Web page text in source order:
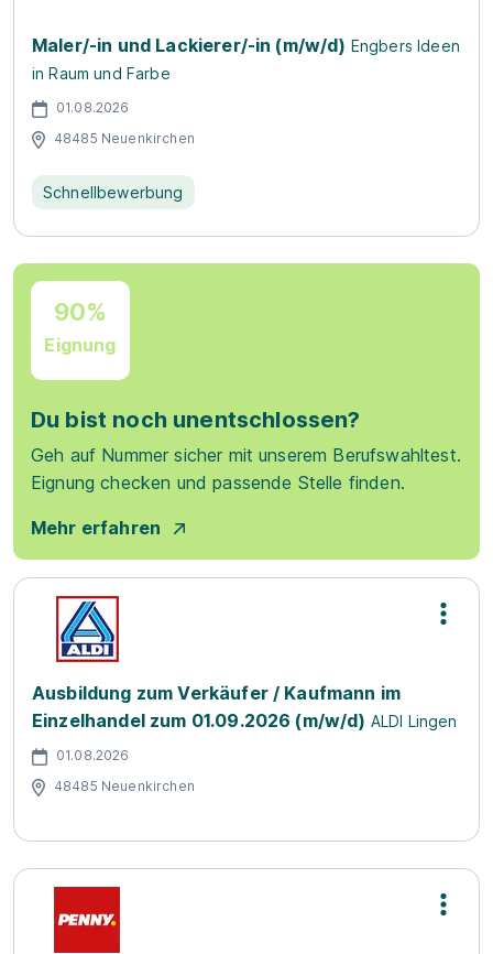
Maler/-in und Lackierer/-in (m/w/d) Engbers Ideen
in Raum und Farbe
01.08.2026
48485 Neuenkirchen
Schnellbewerbung
90%
Eignung
Du bist noch unentschlossen?
Geh auf Nummer sicher mit unserem Berufswahltest.
Eignung checken und passende Stelle finden.
Mehr erfahren
Ausbildung zum Verkäufer / Kaufmann im
Einzelhandel zum 01.09.2026 (m/w/d) ALDI Lingen
01.08.2026
48485 Neuenkirchen